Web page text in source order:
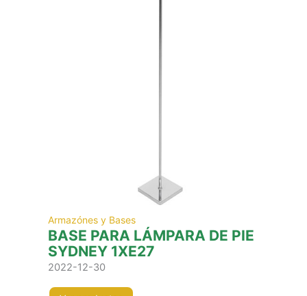
Armazónes y Bases
BASE PARA LÁMPARA DE PIE
SYDNEY 1XE27
2022-12-30